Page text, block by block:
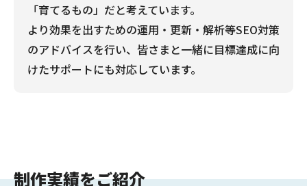
「育てるもの」だと考えています。
より効果を出すための運用・更新・解析等SEO対策
のアドバイスを行い、皆さまと一緒に目標達成に向
けたサポートにも対応しています。
制作実績をご紹介